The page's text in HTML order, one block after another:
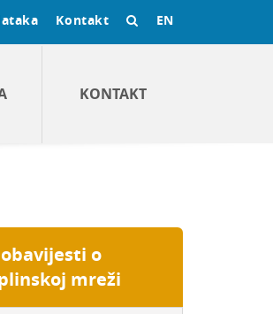
Kontakt EN
KONTAKT
o
mreži